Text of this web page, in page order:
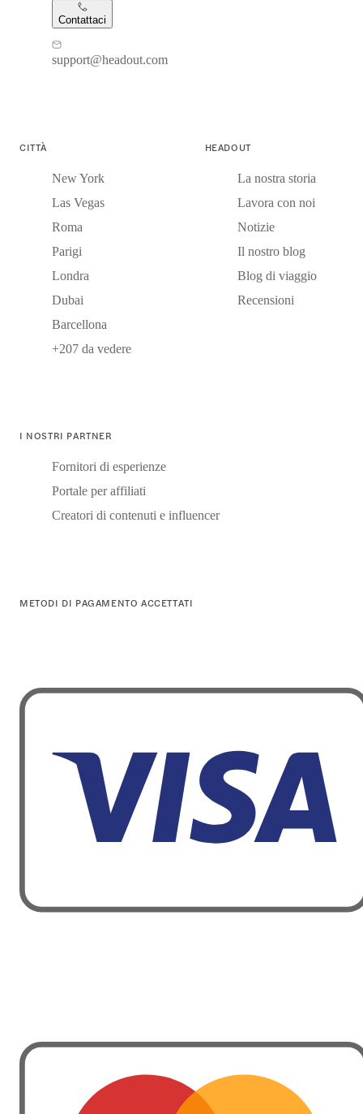
Contattaci
support@headout.com
CITTÀ
New York
Las Vegas
Roma
Parigi
Londra
Dubai
Barcellona
+207 da vedere
HEADOUT
La nostra storia
Lavora con noi
Notizie
Il nostro blog
Blog di viaggio
Recensioni
I NOSTRI PARTNER
Fornitori di esperienze
Portale per affiliati
Creatori di contenuti e influencer
METODI DI PAGAMENTO ACCETTATI